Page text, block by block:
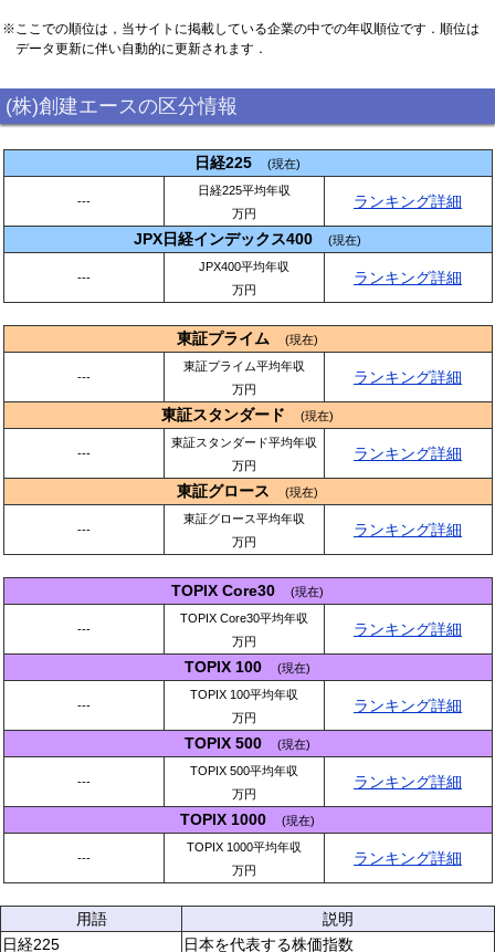
※ここでの順位は，当サイトに掲載している企業の中での年収順位です．順位は
データ更新に伴い自動的に更新されます．
(株)創建エースの区分情報
日経225 (現在)
---
日経225平均年収
万円
ランキング詳細
JPX日経インデックス400 (現在)
---
JPX400平均年収
万円
ランキング詳細
東証プライム (現在)
---
東証プライム平均年収
万円
ランキング詳細
東証スタンダード (現在)
---
東証スタンダード平均年収
万円
ランキング詳細
東証グロース (現在)
---
東証グロース平均年収
万円
ランキング詳細
TOPIX Core30 (現在)
---
TOPIX Core30平均年収
万円
ランキング詳細
TOPIX 100 (現在)
---
TOPIX 100平均年収
万円
ランキング詳細
TOPIX 500 (現在)
---
TOPIX 500平均年収
万円
ランキング詳細
TOPIX 1000 (現在)
---
TOPIX 1000平均年収
万円
ランキング詳細
用語
説明
日経225
日本を代表する株価指数